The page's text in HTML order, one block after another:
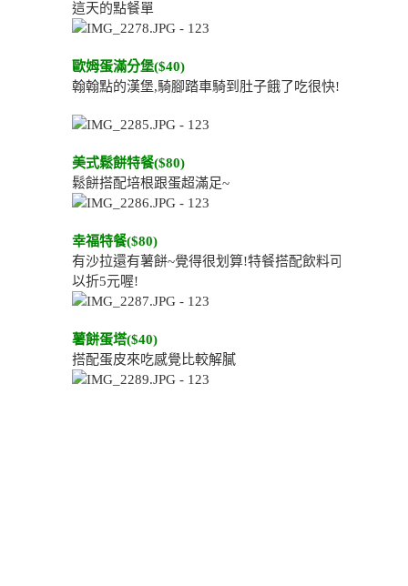
這天的點餐單
歐姆蛋滿分堡($40)
翰翰點的漢堡,騎腳踏車騎到肚子餓了吃很快!
美式鬆餅特餐($80)
鬆餅搭配培根跟蛋超滿足~
幸福特餐($80)
有沙拉還有薯餅~覺得很划算!特餐搭配飲料可
以折5元喔!
薯餅蛋塔($40)
搭配蛋皮來吃感覺比較解膩